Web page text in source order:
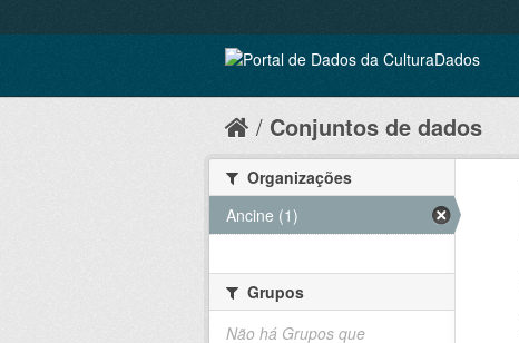
Conjuntos de dados
Organizações
Ancine (1)
Grupos
Não há Grupos que